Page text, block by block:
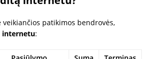
veikiančios patikimos bendrovės,
internetu: